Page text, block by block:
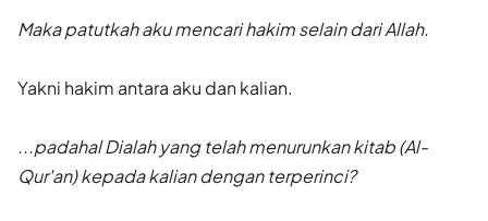
Maka patutkah aku mencari hakim selain dari Allah.
Yakni hakim antara aku dan kalian.
...padahal Dialah yang telah menurunkan kitab (Al-
Qur'an) kepada kalian dengan terperinci?